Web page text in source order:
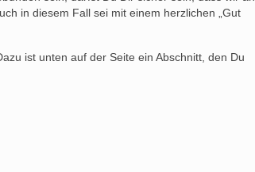
in diesem Fall sei mit einem herzlichen „Gut
ist unten auf der Seite ein Abschnitt, den Du